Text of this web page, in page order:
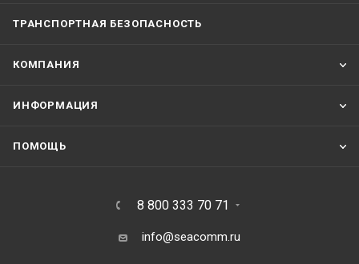
ТРАНСПОРТНАЯ БЕЗОПАСНОСТЬ
КОМПАНИЯ
ИНФОРМАЦИЯ
ПОМОЩЬ
8 800 333 70 71
info@seacomm.ru